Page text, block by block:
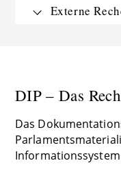
Externe
DIP – Das
Das